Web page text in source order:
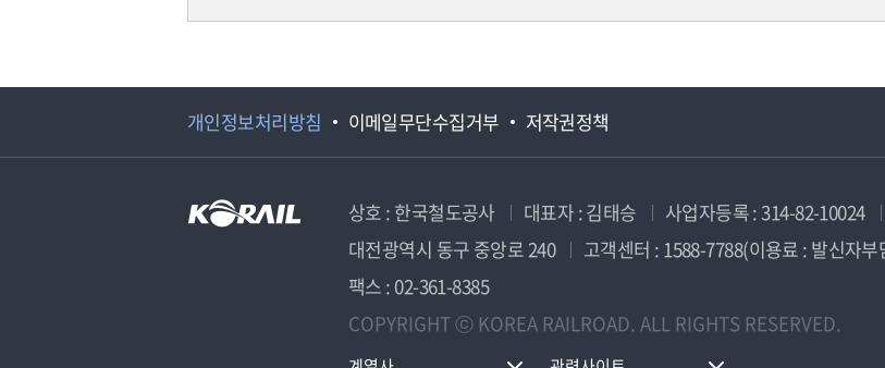
개인정보처리방침 이메일무단수집거부 저작권정책
상호 : 한국철도공사 대표자 : 김태승 사업자등록 : 314-82-10024
대전광역시 동구 중앙로 240
고객센터 : 1588-7788(이용료 : 발신자부
팩스 : 02-361-8385
COPYRIGHT ⓒ KOREA RAILROAD. ALL RIGHTS RESERVED.